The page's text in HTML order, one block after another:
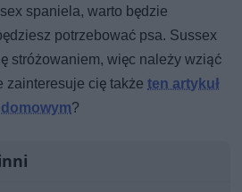
spaniela, warto będzie
potrzebować psa. Sussex
stróżowaniem, więc należy wziąć
zainteresuje cię takżeten artykuł
?